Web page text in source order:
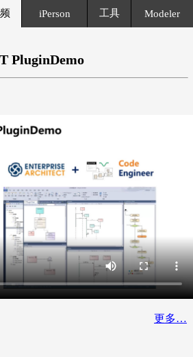
iPerson 工具 Modeler
PluginDemo
更多…